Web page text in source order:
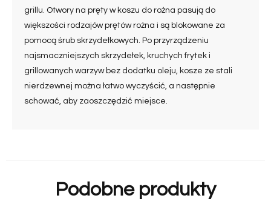
grillu. Otwory na pręty w koszu do rożna pasują do
większości rodzajów prętów rożna i są blokowane za
pomocą śrub skrzydełkowych. Po przyrządzeniu
najsmaczniejszych skrzydełek, kruchych frytek i
grillowanych warzyw bez dodatku oleju, kosze ze stali
nierdzewnej można łatwo wyczyścić, a następnie
schować, aby zaoszczędzić miejsce.
Podobne produkty